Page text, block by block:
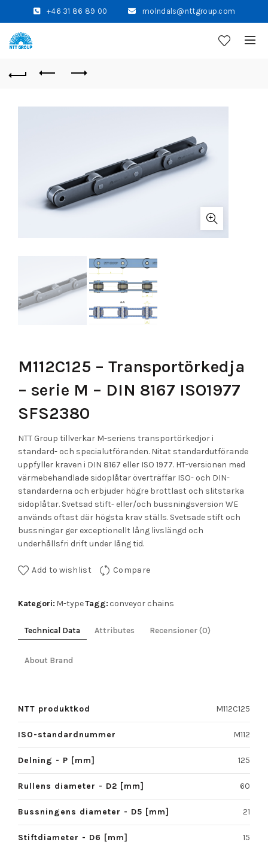
+46 31 86 89 00 molndals@nttgroup.com
M112C125 – Transportörkedja
– serie M – DIN 8167 ISO1977
SFS2380
NTT Group tillverkar M-seriens transportörkedjor i
standard- och specialutföranden. Nitat standardutförande
uppfyller kraven i DIN 8167 eller ISO 1977. HT-versionen med
värmebehandlade sidoplåtar överträffar ISO- och DIN-
standarderna och erbjuder högre brottlast och slitstarka
sidoplåtar. Svetsad stift- eller/och bussningsversion WE
används oftast där högsta krav ställs. Svetsade stift och
bussningar ger exceptionellt lång livslängd och
underhållsfri drift under lång tid.
Add to wishlist Compare
Kategori: M-typeTagg: conveyor chains
Technical Data Attributes Recensioner (0)
About Brand
NTT produktkod M112C125
ISO-standardnummer M112
Delning - P [mm] 125
Rullens diameter - D2 [mm] 60
Bussningens diameter - D5 [mm] 21
Stiftdiameter - D6 [mm] 15